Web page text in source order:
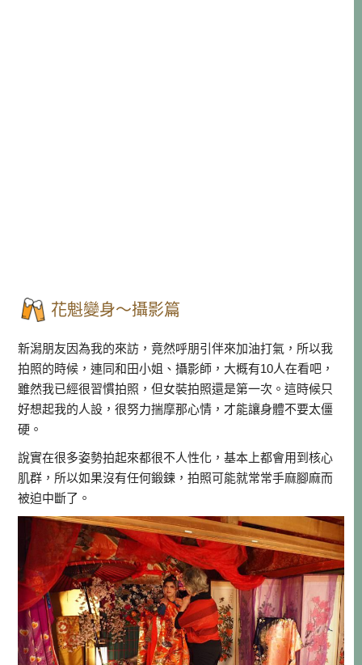
花魁變身～攝影篇
新潟朋友因為我的來訪，竟然呼朋引伴來加油打氣，所以我
拍照的時候，連同和田小姐、攝影師，大概有10人在看吧，
雖然我已經很習慣拍照，但女裝拍照還是第一次。這時候只
好想起我的人設，很努力揣摩那心情，才能讓身體不要太僵
硬。
說實在很多姿勢拍起來都很不人性化，基本上都會用到核心
肌群，所以如果沒有任何鍛鍊，拍照可能就常常手麻腳麻而
被迫中斷了。